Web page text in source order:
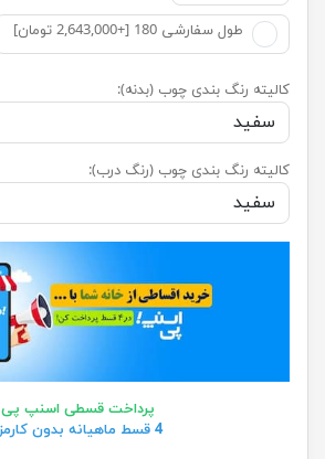
طول سفارشی 180 [+2,643,000 تومان]
کالیته رنگ بندی چوب (بدنه):
کالیته رنگ بندی چوب (رنگ درب):
پرداخت قسطی اسنپ پی
4 قسط ماهیانه بدون کارمزد